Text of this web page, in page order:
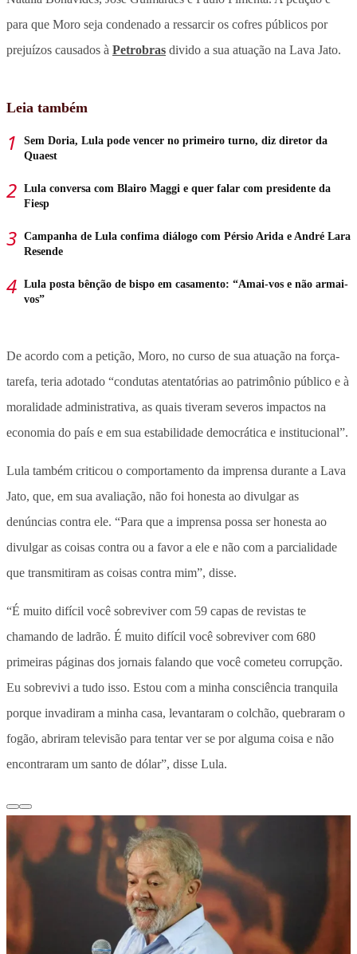
para que Moro seja condenado a ressarcir os cofres públicos por
prejuízos causados à Petrobras divido a sua atuação na Lava Jato.
Leia também
Sem Doria, Lula pode vencer no primeiro turno, diz diretor da
Quaest
Lula conversa com Blairo Maggi e quer falar com presidente da
Fiesp
Campanha de Lula confima diálogo com Pérsio Arida e André Lara
Resende
Lula posta bênção de bispo em casamento: “Amai-vos e não armai-
vos”
De acordo com a petição, Moro, no curso de sua atuação na força-
tarefa, teria adotado “condutas atentatórias ao patrimônio público e à
moralidade administrativa, as quais tiveram severos impactos na
economia do país e em sua estabilidade democrática e institucional”.
Lula também criticou o comportamento da imprensa durante a Lava
Jato, que, em sua avaliação, não foi honesta ao divulgar as
denúncias contra ele. “Para que a imprensa possa ser honesta ao
divulgar as coisas contra ou a favor a ele e não com a parcialidade
que transmitiram as coisas contra mim”, disse.
“É muito difícil você sobreviver com 59 capas de revistas te
chamando de ladrão. É muito difícil você sobreviver com 680
primeiras páginas dos jornais falando que você cometeu corrupção.
Eu sobrevivi a tudo isso. Estou com a minha consciência tranquila
porque invadiram a minha casa, levantaram o colchão, quebraram o
fogão, abriram televisão para tentar ver se por alguma coisa e não
encontraram um santo de dólar”, disse Lula.